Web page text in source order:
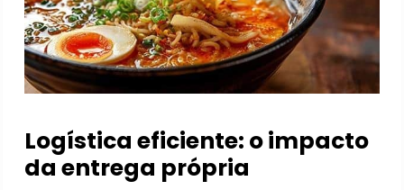
Logística eficiente: o impacto
da entrega própria